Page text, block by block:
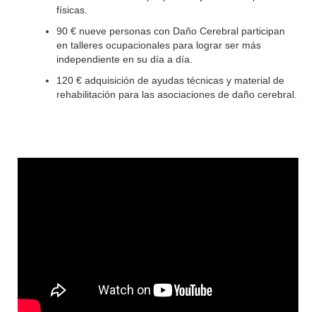
físicas.
90 € nueve personas con Daño Cerebral participan
en talleres ocupacionales para lograr ser más
independiente en su día a día.
120 € adquisición de ayudas técnicas y material de
rehabilitación para las asociaciones de daño cerebral.